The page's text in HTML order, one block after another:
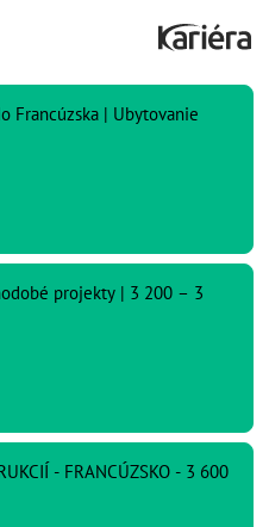
Francúzska | Ubytovanie
projekty | 3 200 – 3
- FRANCÚZSKO - 3 600